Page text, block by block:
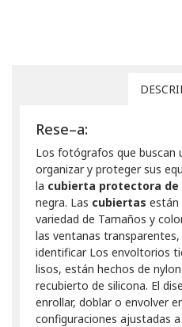
Rese–a:
Los fotógrafos que buscan
organizar y proteger sus
la cubierta protectora de
negra. Las cubiertas están
variedad de Tamaños y
las ventanas
identificar Los envoltorios
lisos, están hechos de
recubierto de silicona. El
enrollar, doblar o envolver
configuraciones ajustadas